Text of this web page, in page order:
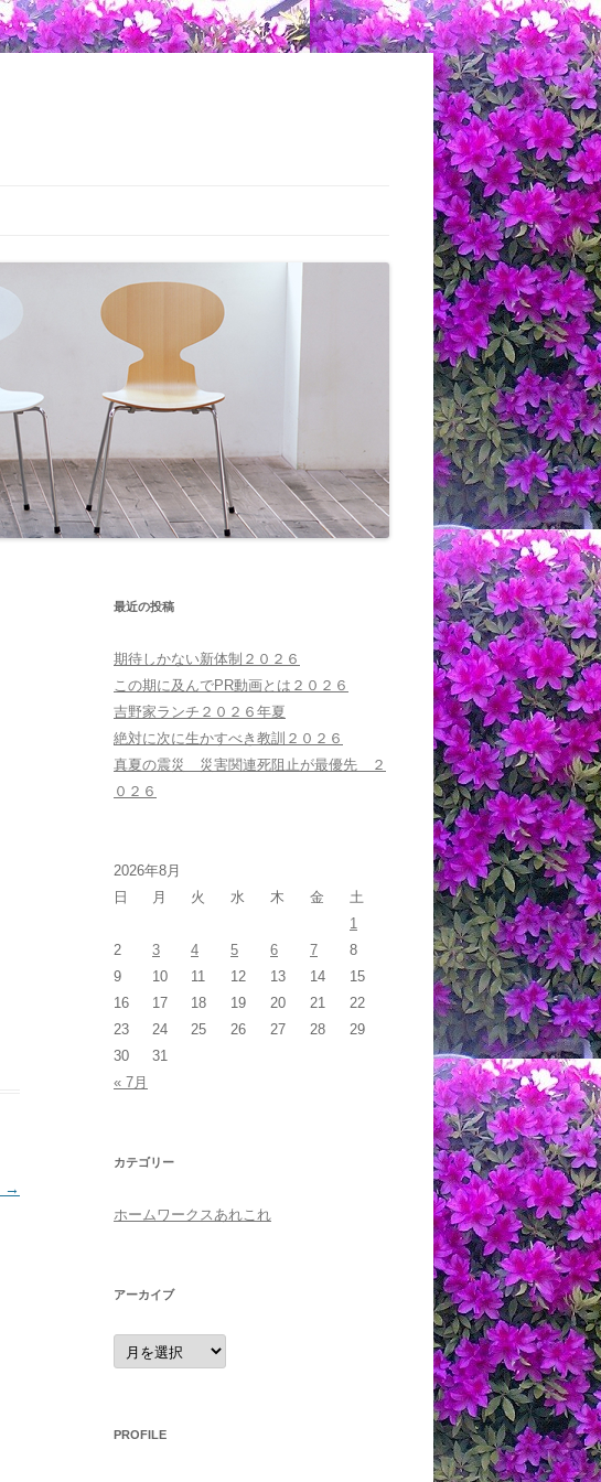
→
最近の投稿
期待しかない新体制２０２６
この期に及んでPR動画とは２０２６
吉野家ランチ２０２６年夏
絶対に次に生かすべき教訓２０２６
真夏の震災 災害関連死阻止が最優先 ２
０２６
2026年8月
日
月 火 水 木 金
土
1
2
3 4 5 6 7
8
9
10 11 12 13 14
15
16
17 18 19 20 21
22
23
24 25 26 27 28
29
30
31
« 7月
カテゴリー
ホームワークスあれこれ
アーカイブ
ア
ー
カ
PROFILE